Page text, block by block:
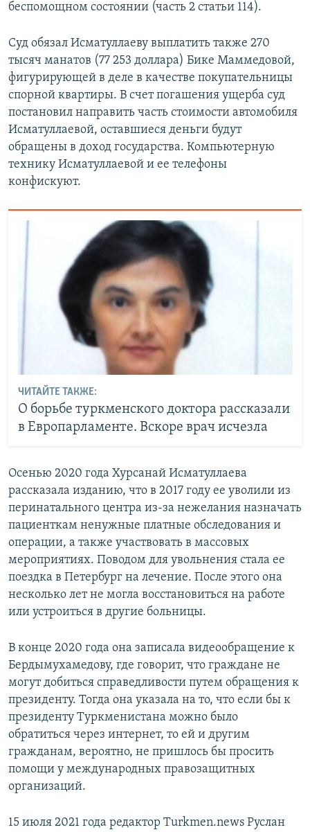
беспомощном состоянии (часть 2 статьи 114).
Суд обязал Исматуллаеву выплатить также 270
тысяч манатов (77 253 доллара) Бике Маммедовой,
фигурирующей в деле в качестве покупательницы
спорной квартиры. В счет погашения ущерба суд
постановил направить часть стоимости автомобиля
Исматуллаевой, оставшиеся деньги будут
обращены в доход государства. Компьютерную
технику Исматуллаевой и ее телефоны
конфискуют.
ЧИТАЙТЕ ТАКЖЕ:
О борьбе туркменского доктора рассказали
в Европарламенте. Вскоре врач исчезла
Осенью 2020 года Хурсанай Исматуллаева
рассказала изданию, что в 2017 году ее уволили из
перинатального центра из-за нежелания назначать
пациенткам ненужные платные обследования и
операции, а также участвовать в массовых
мероприятиях. Поводом для увольнения стала ее
поездка в Петербург на лечение. После этого она
несколько лет не могла восстановиться на работе
или устроиться в другие больницы.
В конце 2020 года она записала видеообращение к
Бердымухамедову, где говорит, что граждане не
могут добиться справедливости путем обращения к
президенту. Тогда она указала на то, что если бы к
президенту Туркменистана можно было
обратиться через интернет, то ей и другим
гражданам, вероятно, не пришлось бы просить
помощи у международных правозащитных
организаций.
15 июля 2021 года редактор Turkmen.news Руслан